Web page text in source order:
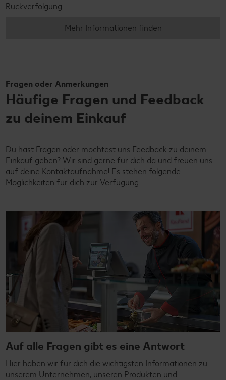
Rückverfolgung.
Mehr Informationen finden
Fragen oder Anmerkungen
Häufige Fragen und Feedback
zu deinem Einkauf
Du hast Fragen oder möchtest uns Feedback zu deinem
Einkauf geben? Wir sind gerne für dich da und freuen uns
auf deine Kontaktaufnahme! Es stehen folgende
Möglichkeiten für dich zur Verfügung.
Auf alle Fragen gibt es eine Antwort
Hier haben wir für dich die wichtigsten Informationen zu
unserem Unternehmen, unseren Produkten und